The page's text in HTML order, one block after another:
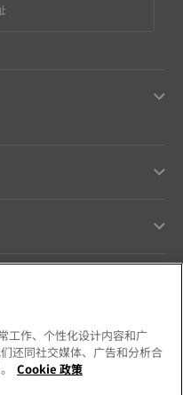
工作、个性化设计内容和广
还同社交媒体、广告和分析合
Cookie 政策